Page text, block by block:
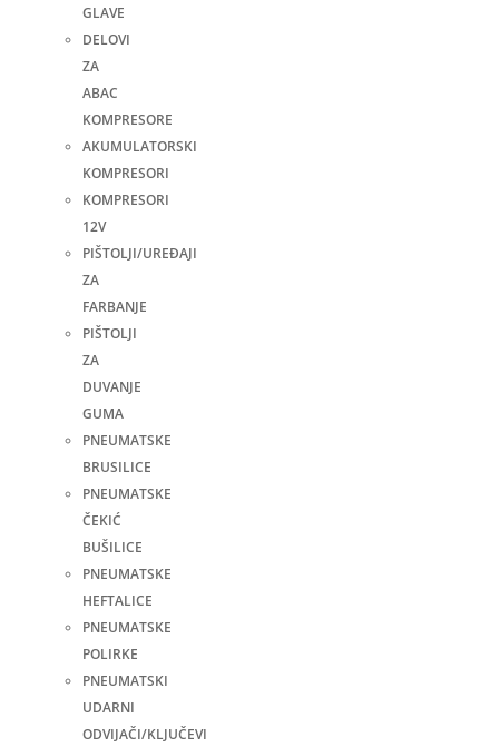
GLAVE
DELOVI
ZA
ABAC
KOMPRESORE
AKUMULATORSKI
KOMPRESORI
KOMPRESORI
12V
PIŠTOLJI/UREĐAJI
ZA
FARBANJE
PIŠTOLJI
ZA
DUVANJE
GUMA
PNEUMATSKE
BRUSILICE
PNEUMATSKE
ČEKIĆ
BUŠILICE
PNEUMATSKE
HEFTALICE
PNEUMATSKE
POLIRKE
PNEUMATSKI
UDARNI
ODVIJAČI/KLJUČEVI